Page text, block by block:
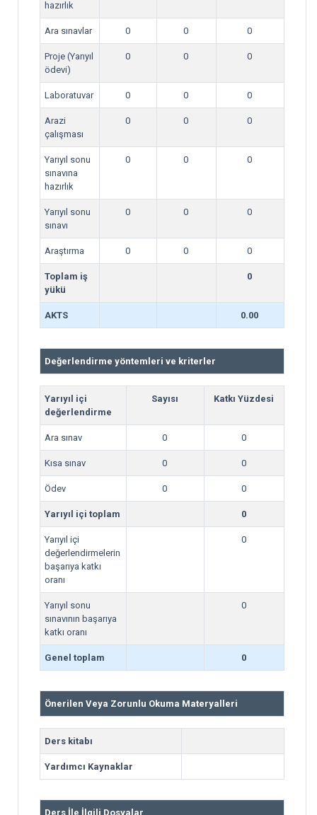
hazırlık
Ara sınavlar 0 0 0
Proje (Yarıyıl
ödevi)
0 0 0
Laboratuvar 0 0 0
Arazi
çalışması
0 0 0
Yarıyıl sonu
sınavına
hazırlık
0 0 0
Yarıyıl sonu
sınavı
0 0 0
Araştırma 0 0 0
Toplam iş
yükü
0
AKTS 0.00
Değerlendirme yöntemleri ve kriterler
Yarıyıl içi
değerlendirme
Sayısı Katkı Yüzdesi
Ara sınav 0 0
Kısa sınav 0 0
Ödev 0 0
Yarıyıl içi toplam 0
Yarıyıl içi
değerlendirmelerin
başarıya katkı
oranı
0
Yarıyıl sonu
sınavının başarıya
katkı oranı
0
Genel toplam 0
Önerilen Veya Zorunlu Okuma Materyalleri
Ders kitabı
Yardımcı Kaynaklar
Ders İle İlgili Dosyalar